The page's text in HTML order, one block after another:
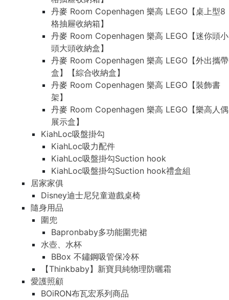
丹麥 Room Copenhagen 樂高 LEGO【桌上型8
格抽屜收納箱】
丹麥 Room Copenhagen 樂高 LEGO【迷你頭小
頭大頭收納盒】
丹麥 Room Copenhagen 樂高 LEGO【外出攜帶
盒】【綜合收納盒】
丹麥 Room Copenhagen 樂高 LEGO【裝飾書
架】
丹麥 Room Copenhagen 樂高 LEGO【樂高人偶
展示盒】
KiahLoc吸盤掛勾
KiahLoc吸力配件
KiahLoc吸盤掛勾Suction hook
KiahLoc吸盤掛勾Suction hook禮盒組
居家家俱
Disney迪士尼兒童遊戲桌椅
隨身用品
圍兜
Bapronbaby多功能圍兜裙
水壺、水杯
BBox 不鏽鋼吸管保冷杯
【Thinkbaby】新寶貝純物理防曬霜
愛護照顧
BOiRON布瓦宏系列商品